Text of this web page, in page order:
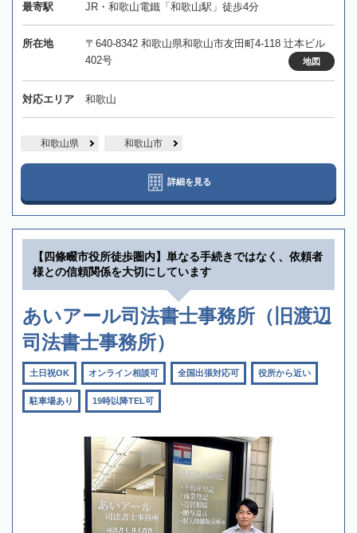
最寄駅 JR・和歌山電鐵「和歌山駅」徒歩4分
所在地
〒640-8342 和歌山県和歌山市友田町4-118 辻本ビル
402号
地図
対応エリア 和歌山
和歌山県 和歌山市
詳細を見る
【四條畷市役所徒歩圏内】単なる手続きではなく、依頼者
様との信頼関係を大切にしています
あいアール司法書士事務所（旧渡辺
司法書士事務所）
土日祝OK オンライン相談可 全国出張対応可 役所から近い
駐車場あり 19時以降TEL可